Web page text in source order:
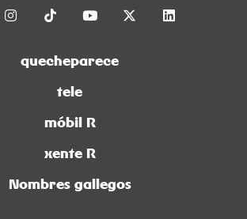
quecheparece
tele
móbil R
xente R
Nombres gallegos